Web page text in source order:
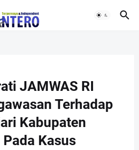
JAMWAS RI
Terhadap
Kabupaten
Kasus